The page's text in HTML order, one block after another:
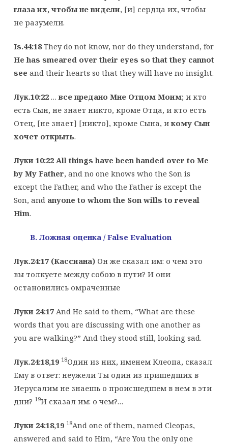
глаза их, чтобы не видели, [и] сердца их, чтобы
не разумели.
Is.44:18They do not know, nor do they understand, for
He has smeared over their eyes so that they cannot
see and their hearts so that they will have no insight.
Лук.10:22…все предано Мне Отцом Моим; и кто
есть Сын, не знает никто, кроме Отца, и кто есть
Отец, [не знает] [никто], кроме Сына, икому Сын
хочет открыть.
Луки 10:22 All things have been handed over to Me
by My Father, and no one knows who the Son is
except the Father, and who the Father is except the
Son, and anyone to whom the Son wills to reveal
Him.
B. Ложная оценка / False Evaluation
Лук.24:17 (Кассиана)Он же сказал им: о чем это
вы толкуете между собою в пути? И они
остановились омраченные
Луки 24:17And He said to them, “What are these
words that you are discussing with one another as
you are walking?” And they stood still, looking sad.
Лук.24:18,19 18Один из них, именем Клеопа, сказал
Ему в ответ: неужели Ты один из пришедших в
Иерусалим не знаешь о происшедшем в нем в эти
дни? 19И сказал им: о чем?…
Луки 24:18,19 18And one of them, named Cleopas,
answered and said to Him, “Are You the only one